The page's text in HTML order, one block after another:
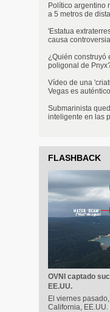
Político argentino
a 5 metros de
'Estatua
causa controversia
¿Quién construyó
poligonal de
Vídeo de una
Vegas es
Submarinista
inteligente en las
FLASHBACK
OVNI captado
EE.UU.
El viernes
California,